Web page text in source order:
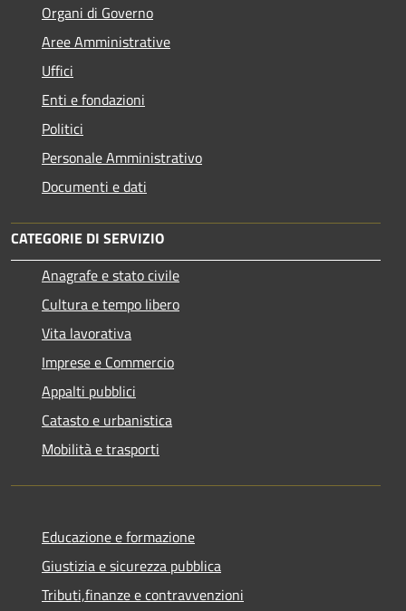
Organi di Governo
Aree Amministrative
Uffici
Enti e fondazioni
Politici
Personale Amministrativo
Documenti e dati
CATEGORIE DI SERVIZIO
Anagrafe e stato civile
Cultura e tempo libero
Vita lavorativa
Imprese e Commercio
Appalti pubblici
Catasto e urbanistica
Mobilità e trasporti
Educazione e formazione
Giustizia e sicurezza pubblica
Tributi,finanze e contravvenzioni